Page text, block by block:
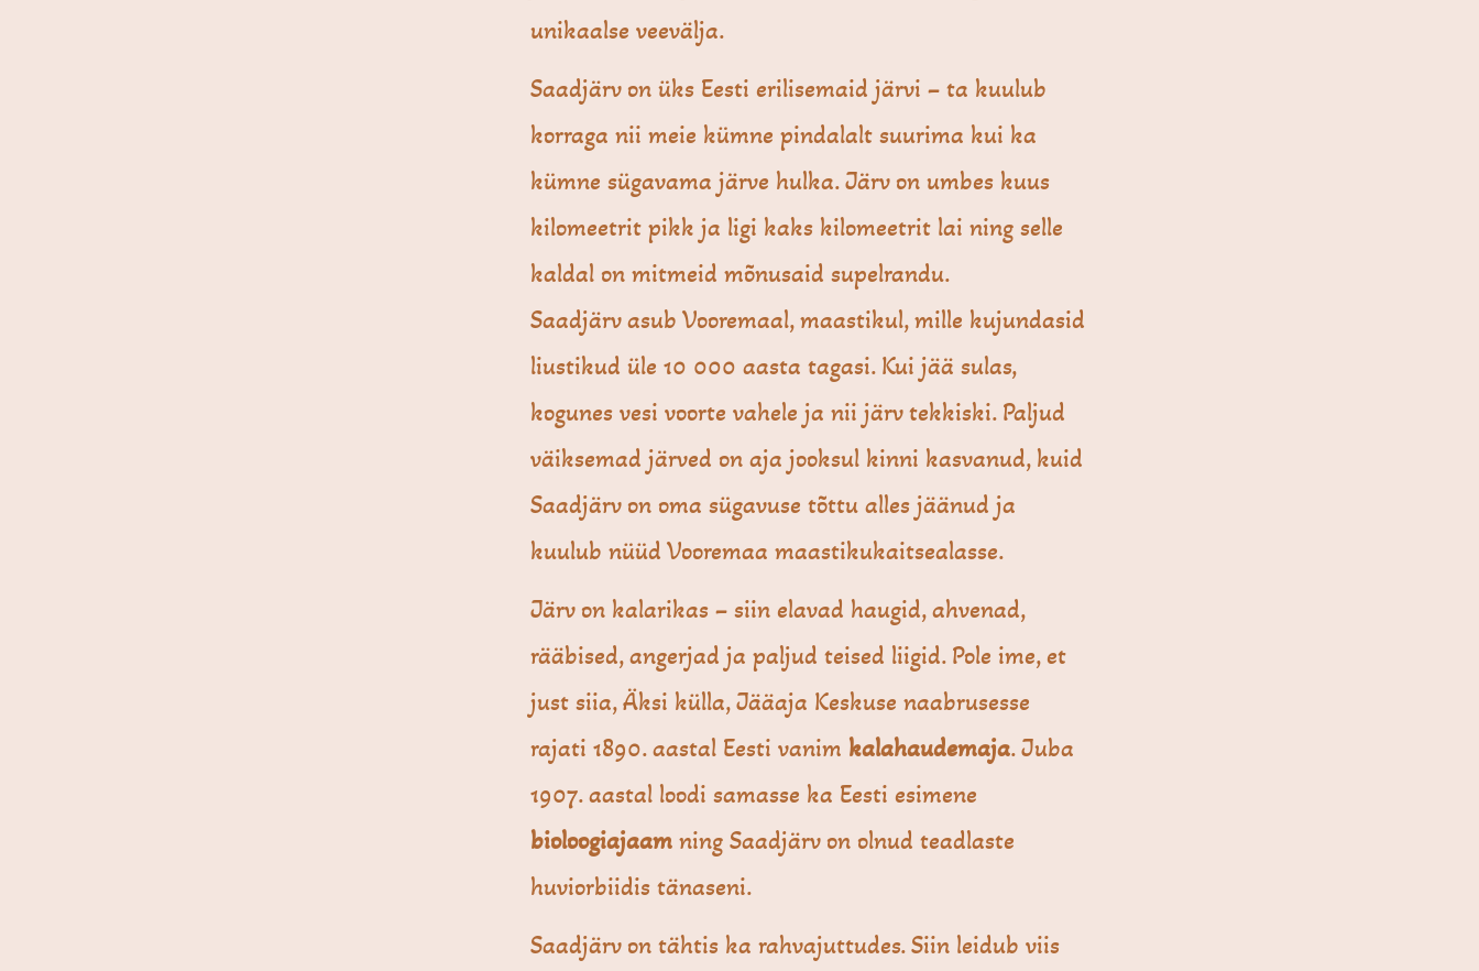
unikaalse veevälja.
Saadjärv on üks Eesti erilisemaid järvi – ta kuulub
korraga nii meie kümne pindalalt suurima kui ka
kümne sügavama järve hulka. Järv on umbes kuus
kilomeetrit pikk ja ligi kaks kilomeetrit lai ning selle
kaldal on mitmeid mõnusaid supelrandu.
Saadjärv asub Vooremaal, maastikul, mille kujundasid
liustikud üle 10 000 aasta tagasi. Kui jää sulas,
kogunes vesi voorte vahele ja nii järv tekkiski. Paljud
väiksemad järved on aja jooksul kinni kasvanud, kuid
Saadjärv on oma sügavuse tõttu alles jäänud ja
kuulub nüüd Vooremaa maastikukaitsealasse.
Järv on kalarikas – siin elavad haugid, ahvenad,
rääbised, angerjad ja paljud teised liigid. Pole ime, et
just siia, Äksi külla, Jääaja Keskuse naabrusesse
rajati 1890. aastal Eesti vanim kalahaudemaja. Juba
1907. aastal loodi samasse ka Eesti esimene
bioloogiajaam ning Saadjärv on olnud teadlaste
huviorbiidis tänaseni.
Saadjärv on tähtis ka rahvajuttudes. Siin leidub viis